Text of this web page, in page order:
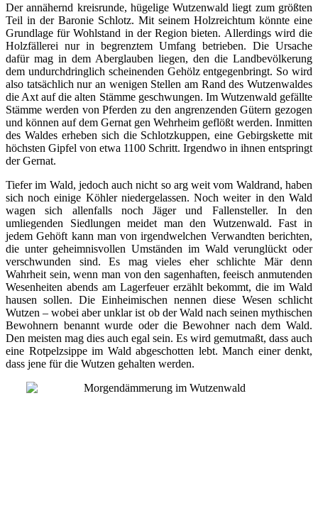
Der annähernd kreisrunde, hügelige Wutzenwald liegt zum größten
Teil in der Baronie Schlotz. Mit seinem Holzreichtum könnte eine
Grundlage für Wohlstand in der Region bieten. Allerdings wird die
Holzfällerei nur in begrenztem Umfang betrieben. Die Ursache
dafür mag in dem Aberglauben liegen, den die Landbevölkerung
dem undurchdringlich scheinenden Gehölz entgegenbringt. So wird
also tatsächlich nur an wenigen Stellen am Rand des Wutzenwaldes
die Axt auf die alten Stämme geschwungen. Im Wutzenwald gefällte
Stämme werden von Pferden zu den angrenzenden Gütern gezogen
und können auf dem Gernat gen Wehrheim geflößt werden. Inmitten
des Waldes erheben sich die Schlotzkuppen, eine Gebirgskette mit
höchsten Gipfel von etwa 1100 Schritt. Irgendwo in ihnen entspringt
der Gernat.
Tiefer im Wald, jedoch auch nicht so arg weit vom Waldrand, haben
sich noch einige Köhler niedergelassen. Noch weiter in den Wald
wagen sich allenfalls noch Jäger und Fallensteller. In den
umliegenden Siedlungen meidet man den Wutzenwald. Fast in
jedem Gehöft kann man von irgendwelchen Verwandten berichten,
die unter geheimnisvollen Umständen im Wald verunglückt oder
verschwunden sind. Es mag vieles eher schlichte Mär denn
Wahrheit sein, wenn man von den sagenhaften, feeisch anmutenden
Wesenheiten abends am Lagerfeuer erzählt bekommt, die im Wald
hausen sollen. Die Einheimischen nennen diese Wesen schlicht
Wutzen – wobei aber unklar ist ob der Wald nach seinen mythischen
Bewohnern benannt wurde oder die Bewohner nach dem Wald.
Den meisten mag dies auch egal sein. Es wird gemutmaßt, dass auch
eine Rotpelzsippe im Wald abgeschotten lebt. Manch einer denkt,
dass jene für die Wutzen gehalten werden.